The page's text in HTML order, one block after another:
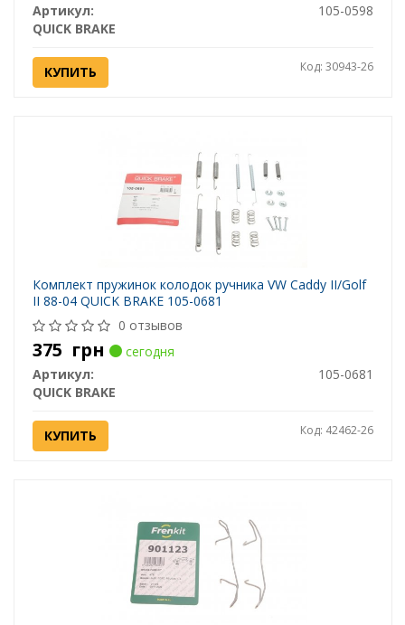
Артикул:
105-0598
QUICK BRAKE
КУПИТЬ Код: 30943-26
Комплект пружинок колодок ручника VW Caddy II/Golf
II 88-04 QUICK BRAKE 105-0681
0 отзывов
375 грн
сегодня
Артикул:
105-0681
QUICK BRAKE
КУПИТЬ Код: 42462-26